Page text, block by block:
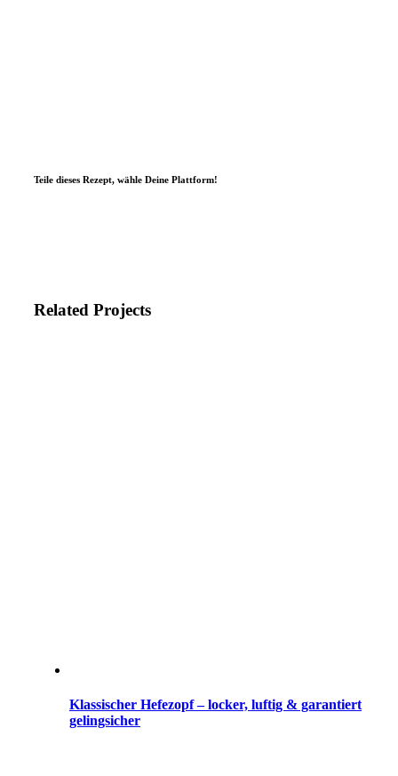
Teile dieses Rezept, wähle Deine Plattform!
Related Projects
Klassischer Hefezopf – locker, luftig & garantiert
gelingsicher